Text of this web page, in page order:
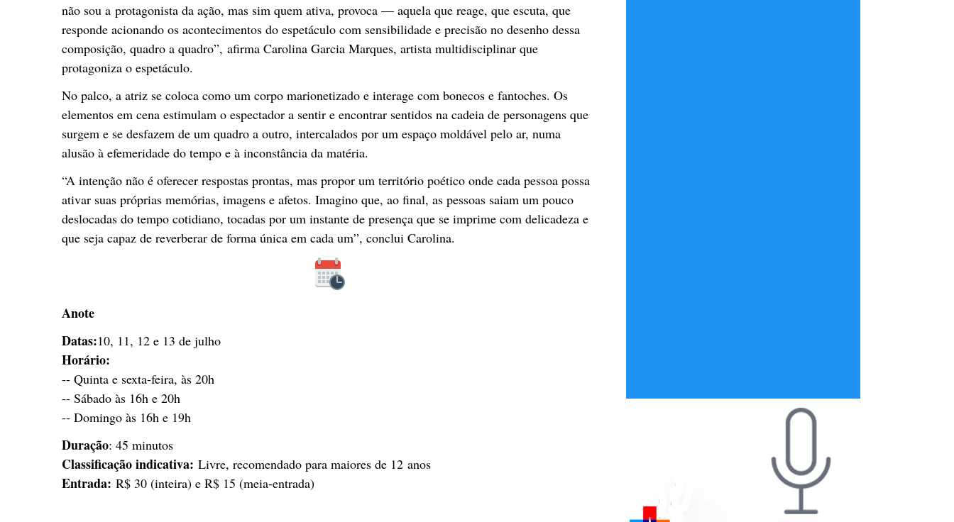
não sou a protagonista da ação, mas sim quem ativa, provoca — aquela que reage, que escuta, que
responde acionando os acontecimentos do espetáculo com sensibilidade e precisão no desenho dessa
composição, quadro a quadro”, afirma Carolina Garcia Marques, artista multidisciplinar que
protagoniza o espetáculo.
No palco, a atriz se coloca como um corpo marionetizado e interage com bonecos e fantoches. Os
elementos em cena estimulam o espectador a sentir e encontrar sentidos na cadeia de personagens que
surgem e se desfazem de um quadro a outro, intercalados por um espaço moldável pelo ar, numa
alusão à efemeridade do tempo e à inconstância da matéria.
“A intenção não é oferecer respostas prontas, mas propor um território poético onde cada pessoa possa
ativar suas próprias memórias, imagens e afetos. Imagino que, ao final, as pessoas saiam um pouco
deslocadas do tempo cotidiano, tocadas por um instante de presença que se imprime com delicadeza e
que seja capaz de reverberar de forma única em cada um”, conclui Carolina.
Anote
Datas:10, 11, 12 e 13 de julho
Horário:
-- Quinta e sexta-feira, às 20h
-- Sábado às 16h e 20h
-- Domingo às 16h e 19h
Duração: 45 minutos
Classificação indicativa: Livre, recomendado para maiores de 12 anos
Entrada: R$ 30 (inteira) e R$ 15 (meia-entrada)